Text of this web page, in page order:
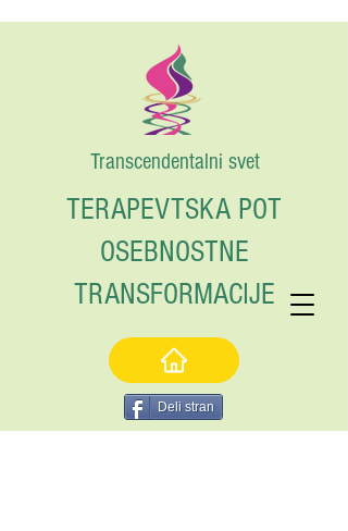
Transcendentalni svet
TERAPEVTSKA POT
OSEBNOSTNE
TRANSFORMACIJE
Deli stran